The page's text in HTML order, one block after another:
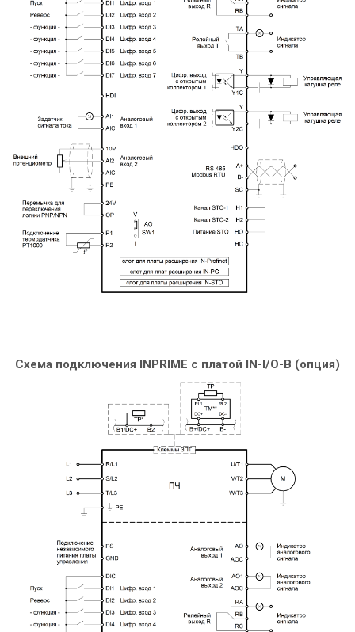
Схема подключения INPRIME c платой IN-I/O-B (опция)